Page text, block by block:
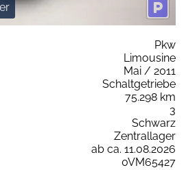
Pkw
Limousine
Mai / 2011
Schaltgetriebe
75.298 km
3
Schwarz
Zentrallager
ab ca. 11.08.2026
0VM65427